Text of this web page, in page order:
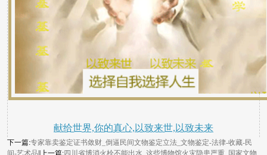
献给世界,你的真心,以致来世,以致未来
下一篇:专家靠卖鉴定证书敛财_倒逼民间文物鉴定立法_文物鉴定-法律-收藏-民
间-艺术品 ||上一篇:四川省博消火栓不能出水_这些博物馆火灾隐患严重_国家文物